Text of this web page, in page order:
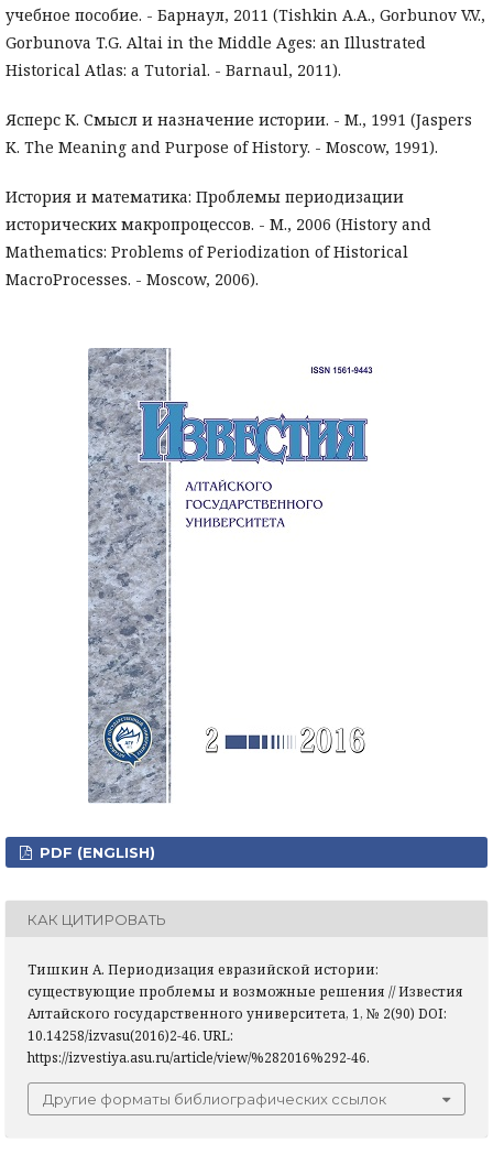
учебное пособие. - Барнаул, 2011 (Tishkin A.A., Gorbunov V.V.,
Gorbunova T.G. Altai in the Middle Ages: an Illustrated
Historical Atlas: a Tutorial. - Barnaul, 2011).
Ясперс К. Смысл и назначение истории. - М., 1991 (Jaspers
K. The Meaning and Purpose of History. - Moscow, 1991).
История и математика: Проблемы периодизации
исторических макропроцессов. - М., 2006 (History and
Mathematics: Problems of Periodization of Historical
MacroProcesses. - Moscow, 2006).
PDF (ENGLISH)
КАК ЦИТИРОВАТЬ
Тишкин А. Периодизация евразийской истории:
существующие проблемы и возможные решения // Известия
Алтайского государственного университета, 1, № 2(90) DOI:
10.14258/izvasu(2016)2-46. URL:
https://izvestiya.asu.ru/article/view/%282016%292-46.
Другие форматы библиографических ссылок